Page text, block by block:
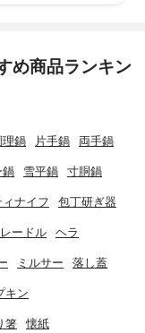
め商品ランキン
理鍋 片手鍋 両手鍋
鍋 雪平鍋 寸胴鍋
ィナイフ 包丁研ぎ器
レードル ヘラ
ミルサー 落し蓋
キン
箸 懐紙